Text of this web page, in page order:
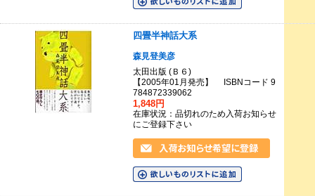
四畳半神話大系
森見登美彦
太田出版 (Ｂ６)
【2005年01月発売】 ISBNコード 9
784872339062
1,848円
在庫状況：品切れのため入荷お知らせ
にご登録下さい